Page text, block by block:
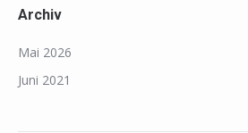
Archiv
Mai 2026
Juni 2021